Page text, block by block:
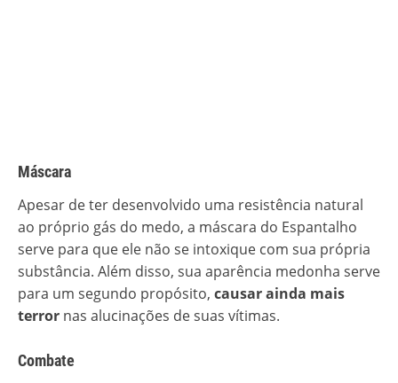
Máscara
Apesar de ter desenvolvido uma resistência natural
ao próprio gás do medo, a máscara do Espantalho
serve para que ele não se intoxique com sua própria
substância. Além disso, sua aparência medonha serve
para um segundo propósito, causar ainda mais
terror nas alucinações de suas vítimas.
Combate